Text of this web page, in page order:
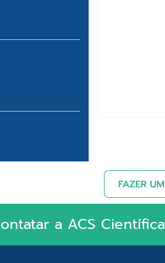
a ACS Científica